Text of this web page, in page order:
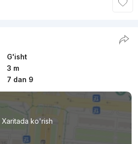
G'isht
3 m
7 dan 9
Xaritada ko'rish